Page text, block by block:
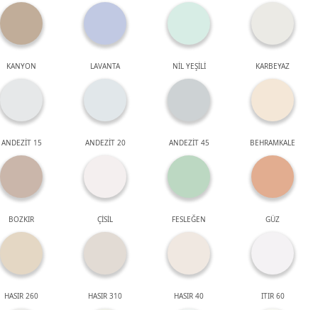
KANYON LAVANTA NİL YEŞİLİ KARBEYAZ
ANDEZİT 15 ANDEZİT 20 ANDEZİT 45 BEHRAMKALE
BOZKIR ÇİSİL FESLEĞEN GÜZ
HASIR 260 HASIR 310 HASIR 40 ITIR 60